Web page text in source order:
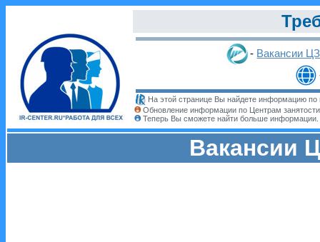
- Вакансии
На этой странице Вы найдете информацию по
Обновление информации по Центрам
Теперь Вы сможете найти больше информации.
Вакансии